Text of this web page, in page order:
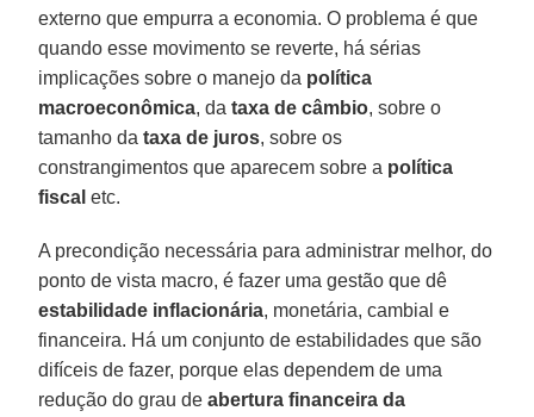
externo que empurra a economia. O problema é que
quando esse movimento se reverte, há sérias
implicações sobre o manejo da política
macroeconômica, dataxa de câmbio, sobre o
tamanho dataxa de juros, sobre os
constrangimentos que aparecem sobre a política
fiscal etc.
A precondição necessária para administrar melhor, do
ponto de vista macro, é fazer uma gestão que dê
estabilidade inflacionária, monetária, cambial e
financeira. Há um conjunto de estabilidades que são
difíceis de fazer, porque elas dependem de uma
redução do grau deabertura financeira da